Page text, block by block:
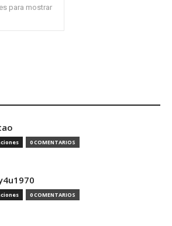
para mostrar
0 COMENTARIOS
0 COMENTARIOS